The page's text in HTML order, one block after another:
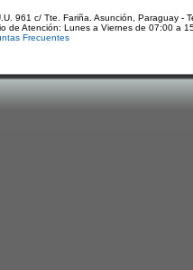
961 c/ Tte. Fariña. Asunción, Paraguay -
de Atención: Lunes a Viernes de 07:00 a
Frecuentes